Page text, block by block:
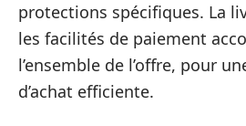
protections spécifiques. La
les facilités de paiement
l’ensemble de l’offre, pour
d’achat efficiente.